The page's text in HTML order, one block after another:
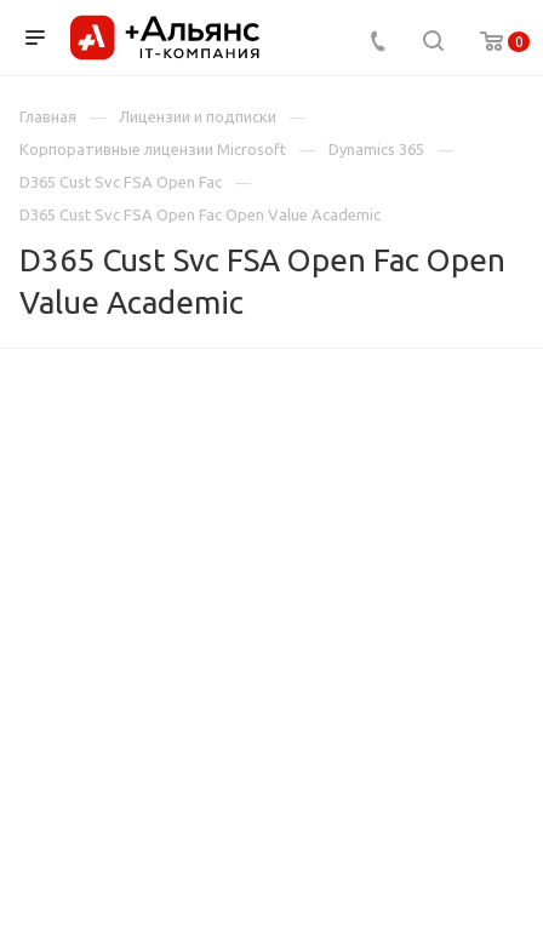
0
Главная
Лицензии и подписки
Корпоративные лицензии Microsoft
Dynamics 365
D365 Cust Svc FSA Open Fac
D365 Cust Svc FSA Open Fac Open Value Academic
D365 Cust Svc FSA Open Fac Open
Value Academic